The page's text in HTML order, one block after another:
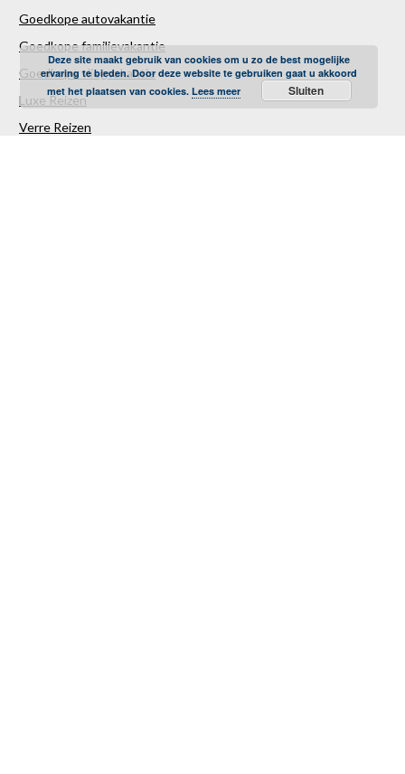
Goedkope autovakantie
Goedkope familievakantie
Goedkope vliegvakantie
Luxe Reizen
Verre Reizen
Deze site maakt gebruik van cookies om u zo de best mogelijke
ervaring te bieden. Door deze website te gebruiken gaat u akkoord
met het plaatsen van cookies. Lees meer Sluiten